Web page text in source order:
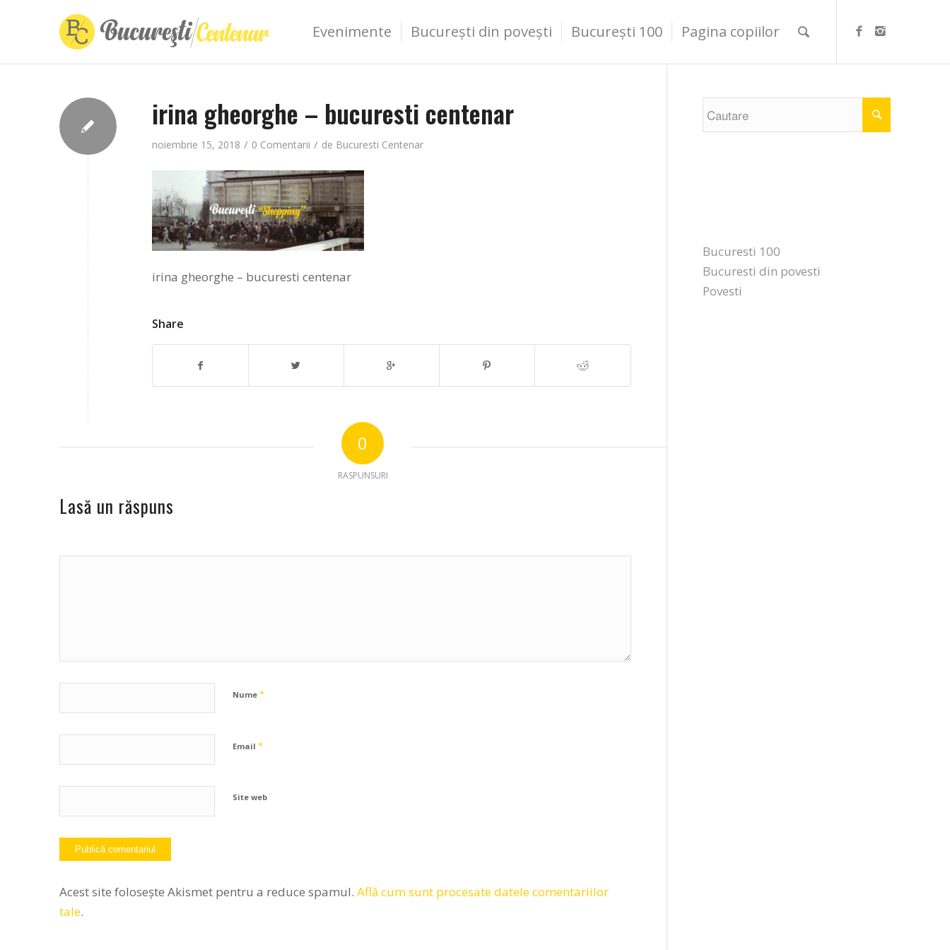
Evenimente București din povești București 100 Pagina copiilor
irina gheorghe – bucuresti centenar
noiembrie 15, 2018 / 0 Comentarii / de Bucuresti Centenar
irina gheorghe – bucuresti centenar
Share
0
RASPUNSURI
Lasă un răspuns
Nume *
Email *
Site web
Acest site folosește Akismet pentru a reduce spamul. Află cum sunt procesate datele comentariilor
tale.
Bucuresti 100
Bucuresti din povesti
Povesti